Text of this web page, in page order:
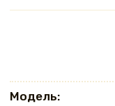
Модель: